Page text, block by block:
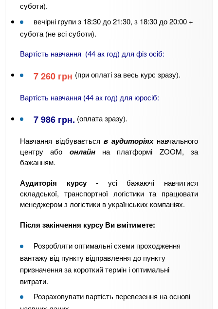
суботи).
вечірні групи з 18:30 до 21:30, з 18:30 до 20:00 +
субота (не всі суботи).
Вартість навчання (44 ак год) для фіз осіб:
7 260 грн (при оплаті за весь курс зразу).
Вартість навчання (44 ак год) для юросіб:
7 986 грн. (оплата зразу).
Навчання відбувається в аудиторіяхнавчального
центру або онлайнна платформі ZOOM, за
бажанням.
Аудиторія курсу- усі бажаючі навчитися
складської, транспортної логістики та працювати
менеджером з логістики в українських компаніях.
Після закінчення курсу Ви вмітимете:
Розробляти оптимальні схеми проходження
вантажу від пункту відправлення до пункту
призначення за короткий термін і оптимальні
витрати.
Розраховувати вартість перевезення на основі